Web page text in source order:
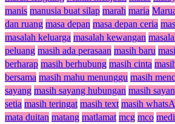
manis manusia buat silap marah maria
dan ruang masa depan masa depan ceria
masalah keluarga masalah kewangan
peluang masih ada perasaan masih baru
berharap masih berhubung masih cinta
bersama masih mahu menunggu masih
sayang masih sayang hubungan masih
setia masih teringat masih text masih
mata duitan matang matlamat mcg mco